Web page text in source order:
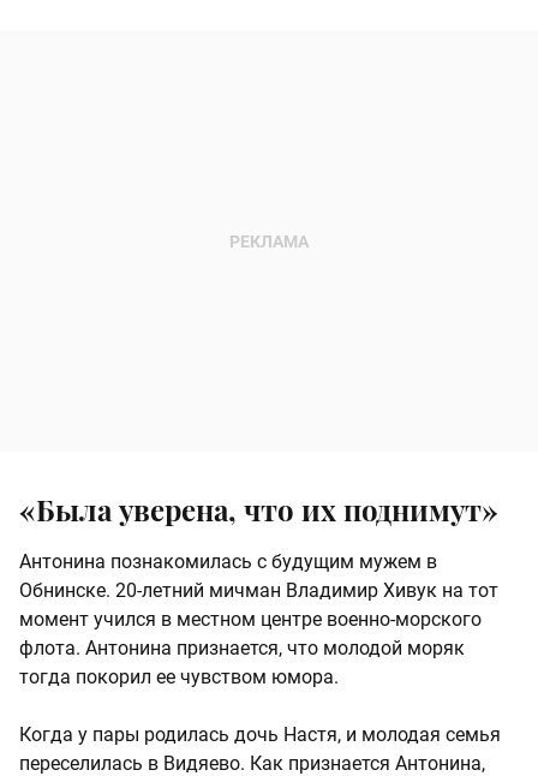
«Была уверена, что их поднимут»
Антонина познакомилась с будущим мужем в
Обнинске. 20-летний мичман Владимир Хивук на тот
момент учился в местном центре военно-морского
флота. Антонина признается, что молодой моряк
тогда покорил ее чувством юмора.
Когда у пары родилась дочь Настя, и молодая семья
переселилась в Видяево. Как признается Антонина,